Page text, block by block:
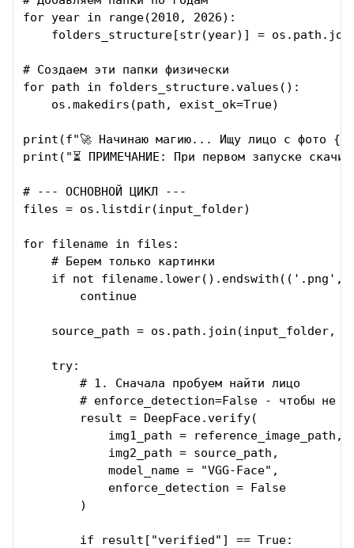
for year in range(2010, 2026):
folders_structure[str(year)] =
# Создаем эти папки физически
for path in folders_structure.values():
    os.makedirs(path, exist_ok=True)
print(f"🚀 Начинаю магию... Ищу лицо с фото
print("⏳ ПРИМЕЧАНИЕ: При первом запуске
# --- ОСНОВНОЙ ЦИКЛ ---
files = os.listdir(input_folder)
for filename in files:
    # Берем только картинки
if not filename.lower().endswith(('.png',
        continue
source_path = os.path.join(input_folder,
    try:
        # 1. Сначала пробуем найти лицо
# enforce_detection=False - чтобы не
        result = DeepFace.verify(
            img1_path = reference_image_path,
            img2_path = source_path,
            model_name = "VGG-Face",
            enforce_detection = False
        )
        if result["verified"] == True: